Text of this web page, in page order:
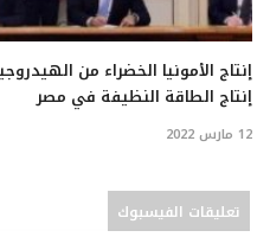
إنتاج الأمونيا الخضراء من
إنتاج الطاقة النظيفة في مصر
12 مارس 2022
تعليقات الفيسبوك